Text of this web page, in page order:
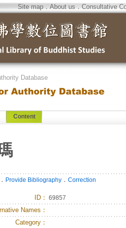
Site map．About us．Consultative
Database
Content
． Provide Bibliography ． Correction
ID ： 69857
Names：
Category：